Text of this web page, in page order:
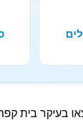
בעיקר בית